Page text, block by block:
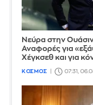
Νεύρα στην
Αναφορές για
Χέγκσεθ και για
ΚΟΣΜΟΣ 07:31,